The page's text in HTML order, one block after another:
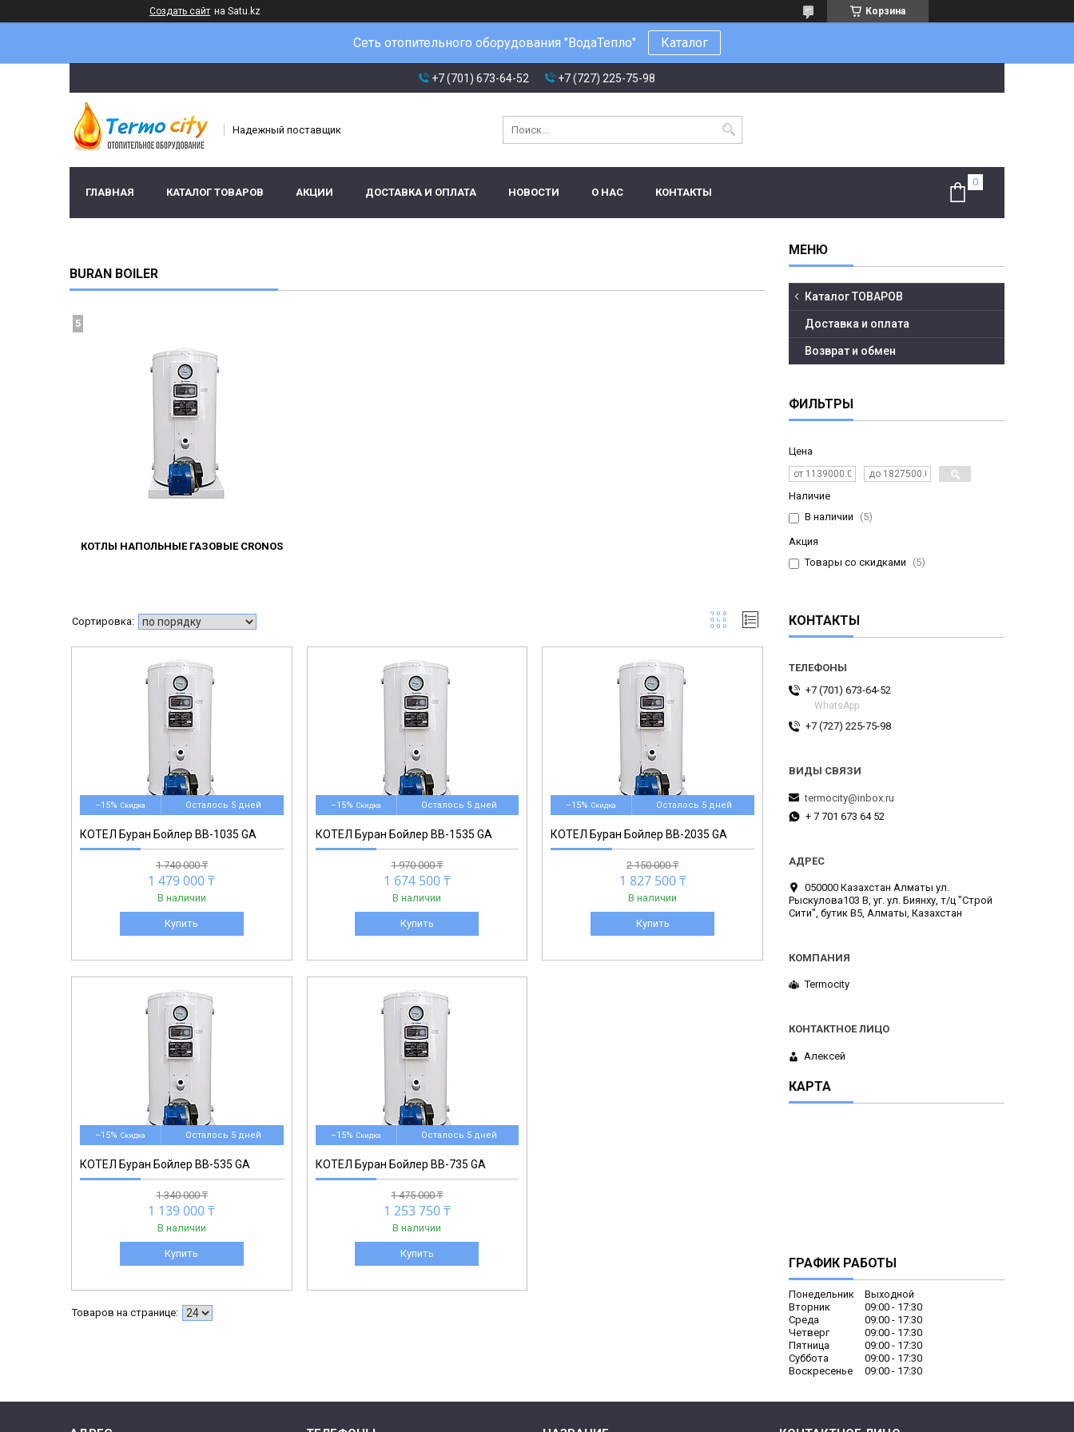
Создать сайт на Satu.kz Корзина
Сеть отопительного оборудования "ВодаТепло" Каталог
+7 (701) 673-64-52 +7 (727) 225-75-98
Надежный поставщик
ГЛАВНАЯ КАТАЛОГ ТОВАРОВ АКЦИИ ДОСТАВКА И ОПЛАТА НОВОСТИ О НАС КОНТАКТЫ
BURAN BOILER
КОТЛЫ НАПОЛЬНЫЕ ГАЗОВЫЕ CRONOS
5
–15% Осталось 5 дней
КОТЕЛ Буран Бойлер BB-1035 GA
1 740 000 ₸
1 479 000 ₸
В наличии
Купить
–15% Осталось 5 дней
КОТЕЛ Буран Бойлер BB-1535 GA
1 970 000 ₸
1 674 500 ₸
В наличии
Купить
–15% Осталось 5 дней
КОТЕЛ Буран Бойлер BB-2035 GA
2 150 000 ₸
1 827 500 ₸
В наличии
Купить
–15% Осталось 5 дней
КОТЕЛ Буран Бойлер BB-535 GA
1 340 000 ₸
1 139 000 ₸
В наличии
Купить
–15% Осталось 5 дней
КОТЕЛ Буран Бойлер BB-735 GA
1 475 000 ₸
1 253 750 ₸
В наличии
Купить
Каталог ТОВАРОВ
Доставка и оплата
Возврат и обмен
ФИЛЬТРЫ
Цена
Наличие
В наличии
5
Акция
Товары со скидками
5
КОНТАКТЫ
+7 (701) 673-64-52
WhatsApp
+7 (727) 225-75-98
termocity@inbox.ru
+ 7 701 673 64 52
050000 Казахстан Алматы ул.
Рыскулова103 В, уг. ул. Биянху, т/ц "Строй
Сити", бутик В5, Алматы, Казахстан
Termocity
Алексей
КАРТА
ГРАФИК РАБОТЫ
Понедельник
Выходной
Вторник
09:00
17:30
Среда
09:00
17:30
Четверг
09:00
17:30
Пятница
09:00
17:30
Суббота
09:00
17:30
Воскресенье
09:00 17:30